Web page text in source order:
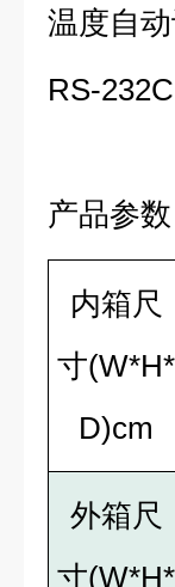
温度自
RS-
产品参数
内箱尺
寸(W*H*
D)cm
外箱尺
寸(W*H*